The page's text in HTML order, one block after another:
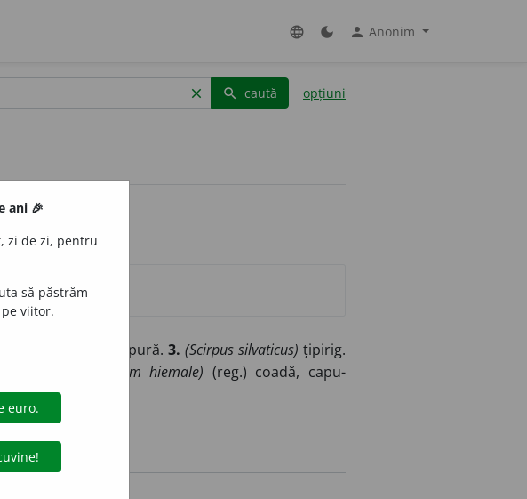
language dark_mode person Anonim
clear search caută opțiuni
vulgaris) (reg.) papură. 3. (Scirpus silvaticus) țipirig.
(Equisetum hiemale) (reg.) coadă, capu-
ani 🎉
zi de zi, pentru
să păstrăm
viitor.